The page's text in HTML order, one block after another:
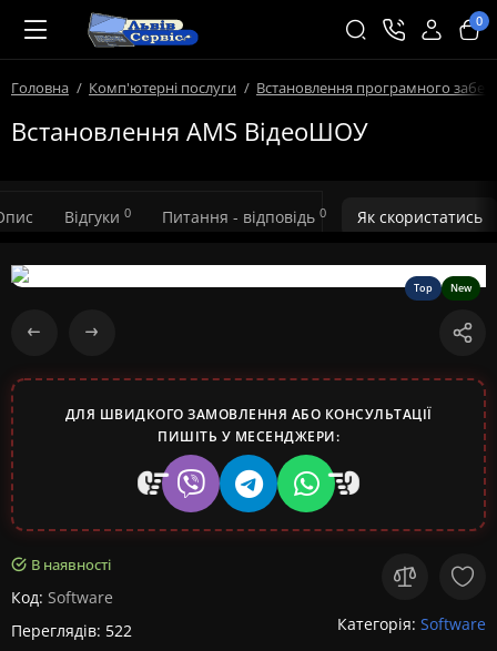
0
Головна Комп'ютерні послуги Встановлення програмного
Встановлення AMS ВідеоШОУ
Відгуки 0 Питання - відповідь 0 Як скористатись
Top New
ДЛЯ ШВИДКОГО ЗАМОВЛЕННЯ АБО КОНСУЛЬТАЦІЇ
ПИШІТЬ У МЕСЕНДЖЕРИ:
В наявності
Код: Software
Переглядів: 522
Категорія: Software